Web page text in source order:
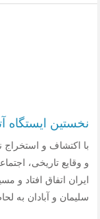
نخستین ایستگاه
با اکتشاف و استخراج
و وقایع تاریخی،
ایران اتفاق افتاد
سلیمان و آبادان به